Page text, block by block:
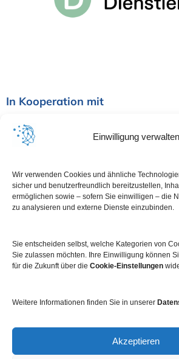
Einwilligung verwalten
Wir verwenden Cookies und ähnliche
sicher und benutzerfreundlich bereitzustellen,
ermöglichen sowie – sofern Sie einwilligen – die
zu analysieren und externe Dienste einzubinden.
Sie entscheiden selbst, welche Kategorien von
Sie zulassen möchten. Ihre Einwilligung können
für die Zukunft über die Cookie-Einstellungen
Weitere Informationen finden Sie in unserer
Akzeptieren
In Kooperation mit